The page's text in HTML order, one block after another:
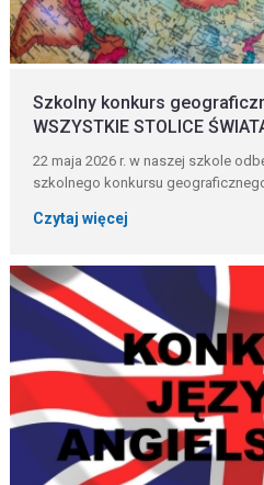
Szkolny konkurs
WSZYSTKIE STOLICE
22 maja 2026 r. w naszej szkole
szkolnego konkursu
Czytaj więcej